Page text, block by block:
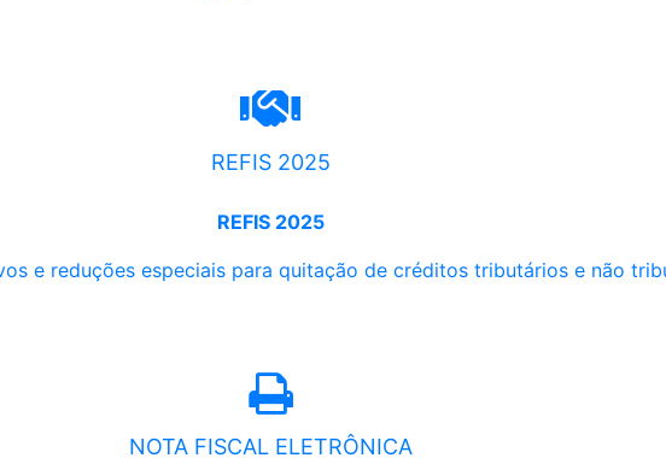
REFIS 2025
REFIS 2025
e reduções especiais para quitação de créditos tributários e não
NOTA FISCAL ELETRÔNICA